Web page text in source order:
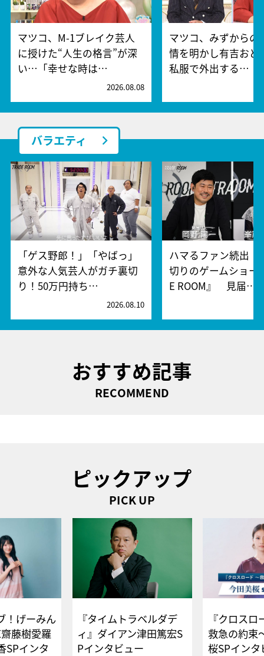
マツコ、M-1ブレイク芸人
に授けた“人生の格言”が深
い…「幸せな時は…
2026.08.08
マツコ、みずからの
情を明かし有吉おど
私服で外出する…
バラエティ
「ゲス野郎！」「やばっ」
意外な人気芸人がガチ裏切
り！50万円持ち…
2026.08.10
ハマるファン続出！
切りのゲームショー
E ROOM』 見届…
おすすめ記事
RECOMMEND
ピックアップ
PICK UP
！げーみん
藤樹愛羅
SPインタ
『タイムトラベルダデ
ィ』ダイアン津田篤宏S
Pインタビュー
『クロス
救急の約束
桜SPイ